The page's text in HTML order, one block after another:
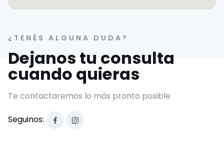
¿TENÉS ALGUNA DUDA?
Dejanos tu consulta
cuando quieras
Te contactaremos lo más pronto posible
Seguinos: